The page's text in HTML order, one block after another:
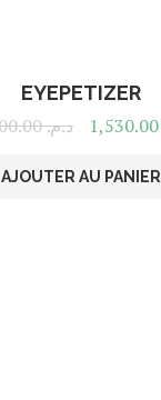
EYEPETIZER
د.م.1,800.00
AJOUTER AU PANIER